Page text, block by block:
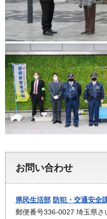
お問い合わせ
県民生活部 防犯・交通安全
郵便番号336-0027 埼玉県さ